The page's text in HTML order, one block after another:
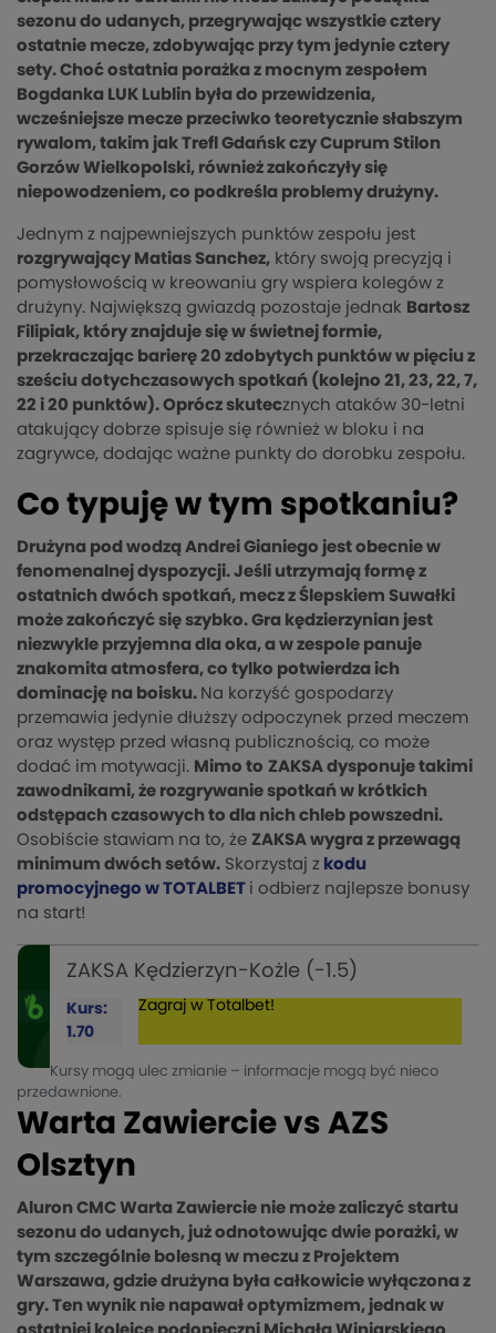
sezonu do udanych, przegrywając wszystkie cztery
ostatnie mecze, zdobywając przy tym jedynie cztery
sety. Choć ostatnia porażka z mocnym zespołem
Bogdanka LUK Lublin była do przewidzenia,
wcześniejsze mecze przeciwko teoretycznie słabszym
rywalom, takim jak Trefl Gdańsk czy Cuprum Stilon
Gorzów Wielkopolski, również zakończyły się
niepowodzeniem, co podkreśla problemy drużyny.
Jednym z najpewniejszych punktów zespołu jest
rozgrywający Matias Sanchez, który swoją precyzją i
pomysłowością w kreowaniu gry wspiera kolegów z
drużyny. Największą gwiazdą pozostaje jednak Bartosz
Filipiak, który znajduje się w świetnej formie,
przekraczając barierę 20 zdobytych punktów w pięciu z
sześciu dotychczasowych spotkań (kolejno 21, 23, 22, 7,
22 i 20 punktów). Oprócz skutecznych ataków 30-letni
atakujący dobrze spisuje się również w bloku i na
zagrywce, dodając ważne punkty do dorobku zespołu.
Co typuję w tym spotkaniu?
Drużyna pod wodzą Andrei Gianiego jest obecnie w
fenomenalnej dyspozycji. Jeśli utrzymają formę z
ostatnich dwóch spotkań, mecz z Ślepskiem Suwałki
może zakończyć się szybko. Gra kędzierzynian jest
niezwykle przyjemna dla oka, a w zespole panuje
znakomita atmosfera, co tylko potwierdza ich
dominację na boisku. Na korzyść gospodarzy
przemawia jedynie dłuższy odpoczynek przed meczem
oraz występ przed własną publicznością, co może
dodać im motywacji. Mimo to ZAKSA dysponuje takimi
zawodnikami, że rozgrywanie spotkań w krótkich
odstępach czasowych to dla nich chleb powszedni.
Osobiście stawiam na to, że ZAKSA wygra z przewagą
minimum dwóch setów. Skorzystaj z kodu
promocyjnego w TOTALBET i odbierz najlepsze bonusy
na start!
ZAKSA Kędzierzyn-Kożle (-1.5)
Kurs:
1.70
Zagraj w Totalbet!
Kursy mogą ulec zmianie – informacje mogą być nieco
przedawnione.
Warta Zawiercie vs AZS
Olsztyn
Aluron CMC Warta Zawiercie nie może zaliczyć startu
sezonu do udanych, już odnotowując dwie porażki, w
tym szczególnie bolesną w meczu z Projektem
Warszawa, gdzie drużyna była całkowicie wyłączona z
gry. Ten wynik nie napawał optymizmem, jednak w